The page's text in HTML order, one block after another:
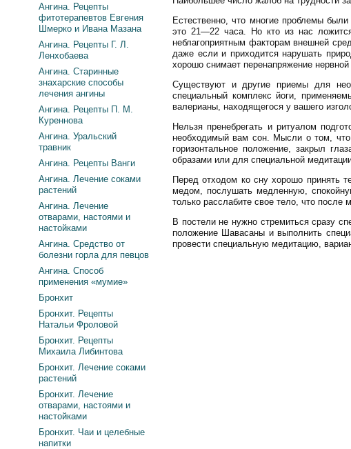
Естественно, что многие проблемы
это 21—22 часа. Но кто из нас
неблагоприятным факторам внешней
даже если и приходится нарушать
хорошо снимает перенапряжение
Существуют и другие приемы для
специальный комплекс йоги,
валерианы, находящегося у вашего
Нельзя пренебрегать и ритуалом
необходимый вам сон. Мысли о том, что
горизонтальное положение, закрыл
образами или для специальной
Перед отходом ко сну хорошо принять
медом, послушать медленную,
только расслабите свое тело, что после
В постели не нужно стремиться сразу
положение Шавасаны и выполнить
провести специальную медитацию,
Ангина. Рецепты
фитотерапевтов Евгения
Шмерко и Ивана Мазана
Ангина. Рецепты Г. Л.
Ленхобаева
Ангина. Старинные
знахарские способы
лечения ангины
Ангина. Рецепты П. М.
Куреннова
Ангина. Уральский
травник
Ангина. Рецепты Ванги
Ангина. Лечение соками
растений
Ангина. Лечение
отварами, настоями и
настойками
Ангина. Средство от
болезни горла для певцов
Ангина. Способ
применения «мумие»
Бронхит
Бронхит. Рецепты
Натальи Фроловой
Бронхит. Рецепты
Михаила Либинтова
Бронхит. Лечение соками
растений
Бронхит. Лечение
отварами, настоями и
настойками
Бронхит. Чаи и целебные
напитки